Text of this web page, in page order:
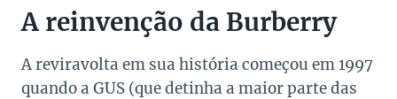
A reinvenção da Burberry
A reviravolta em sua história começou em 1997
quando a GUS (que detinha a maior parte das